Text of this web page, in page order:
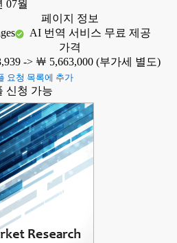
07월
페이지 정보
AI 번역 서비스 무료 제공
가격
-> ￦ 5,663,000 (부가세 별도)
요청 목록에 추가